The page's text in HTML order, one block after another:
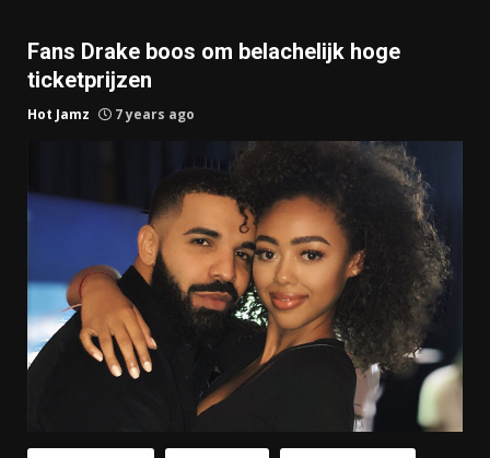
Fans Drake boos om belachelijk hoge
ticketprijzen
Hot Jamz 7 years ago